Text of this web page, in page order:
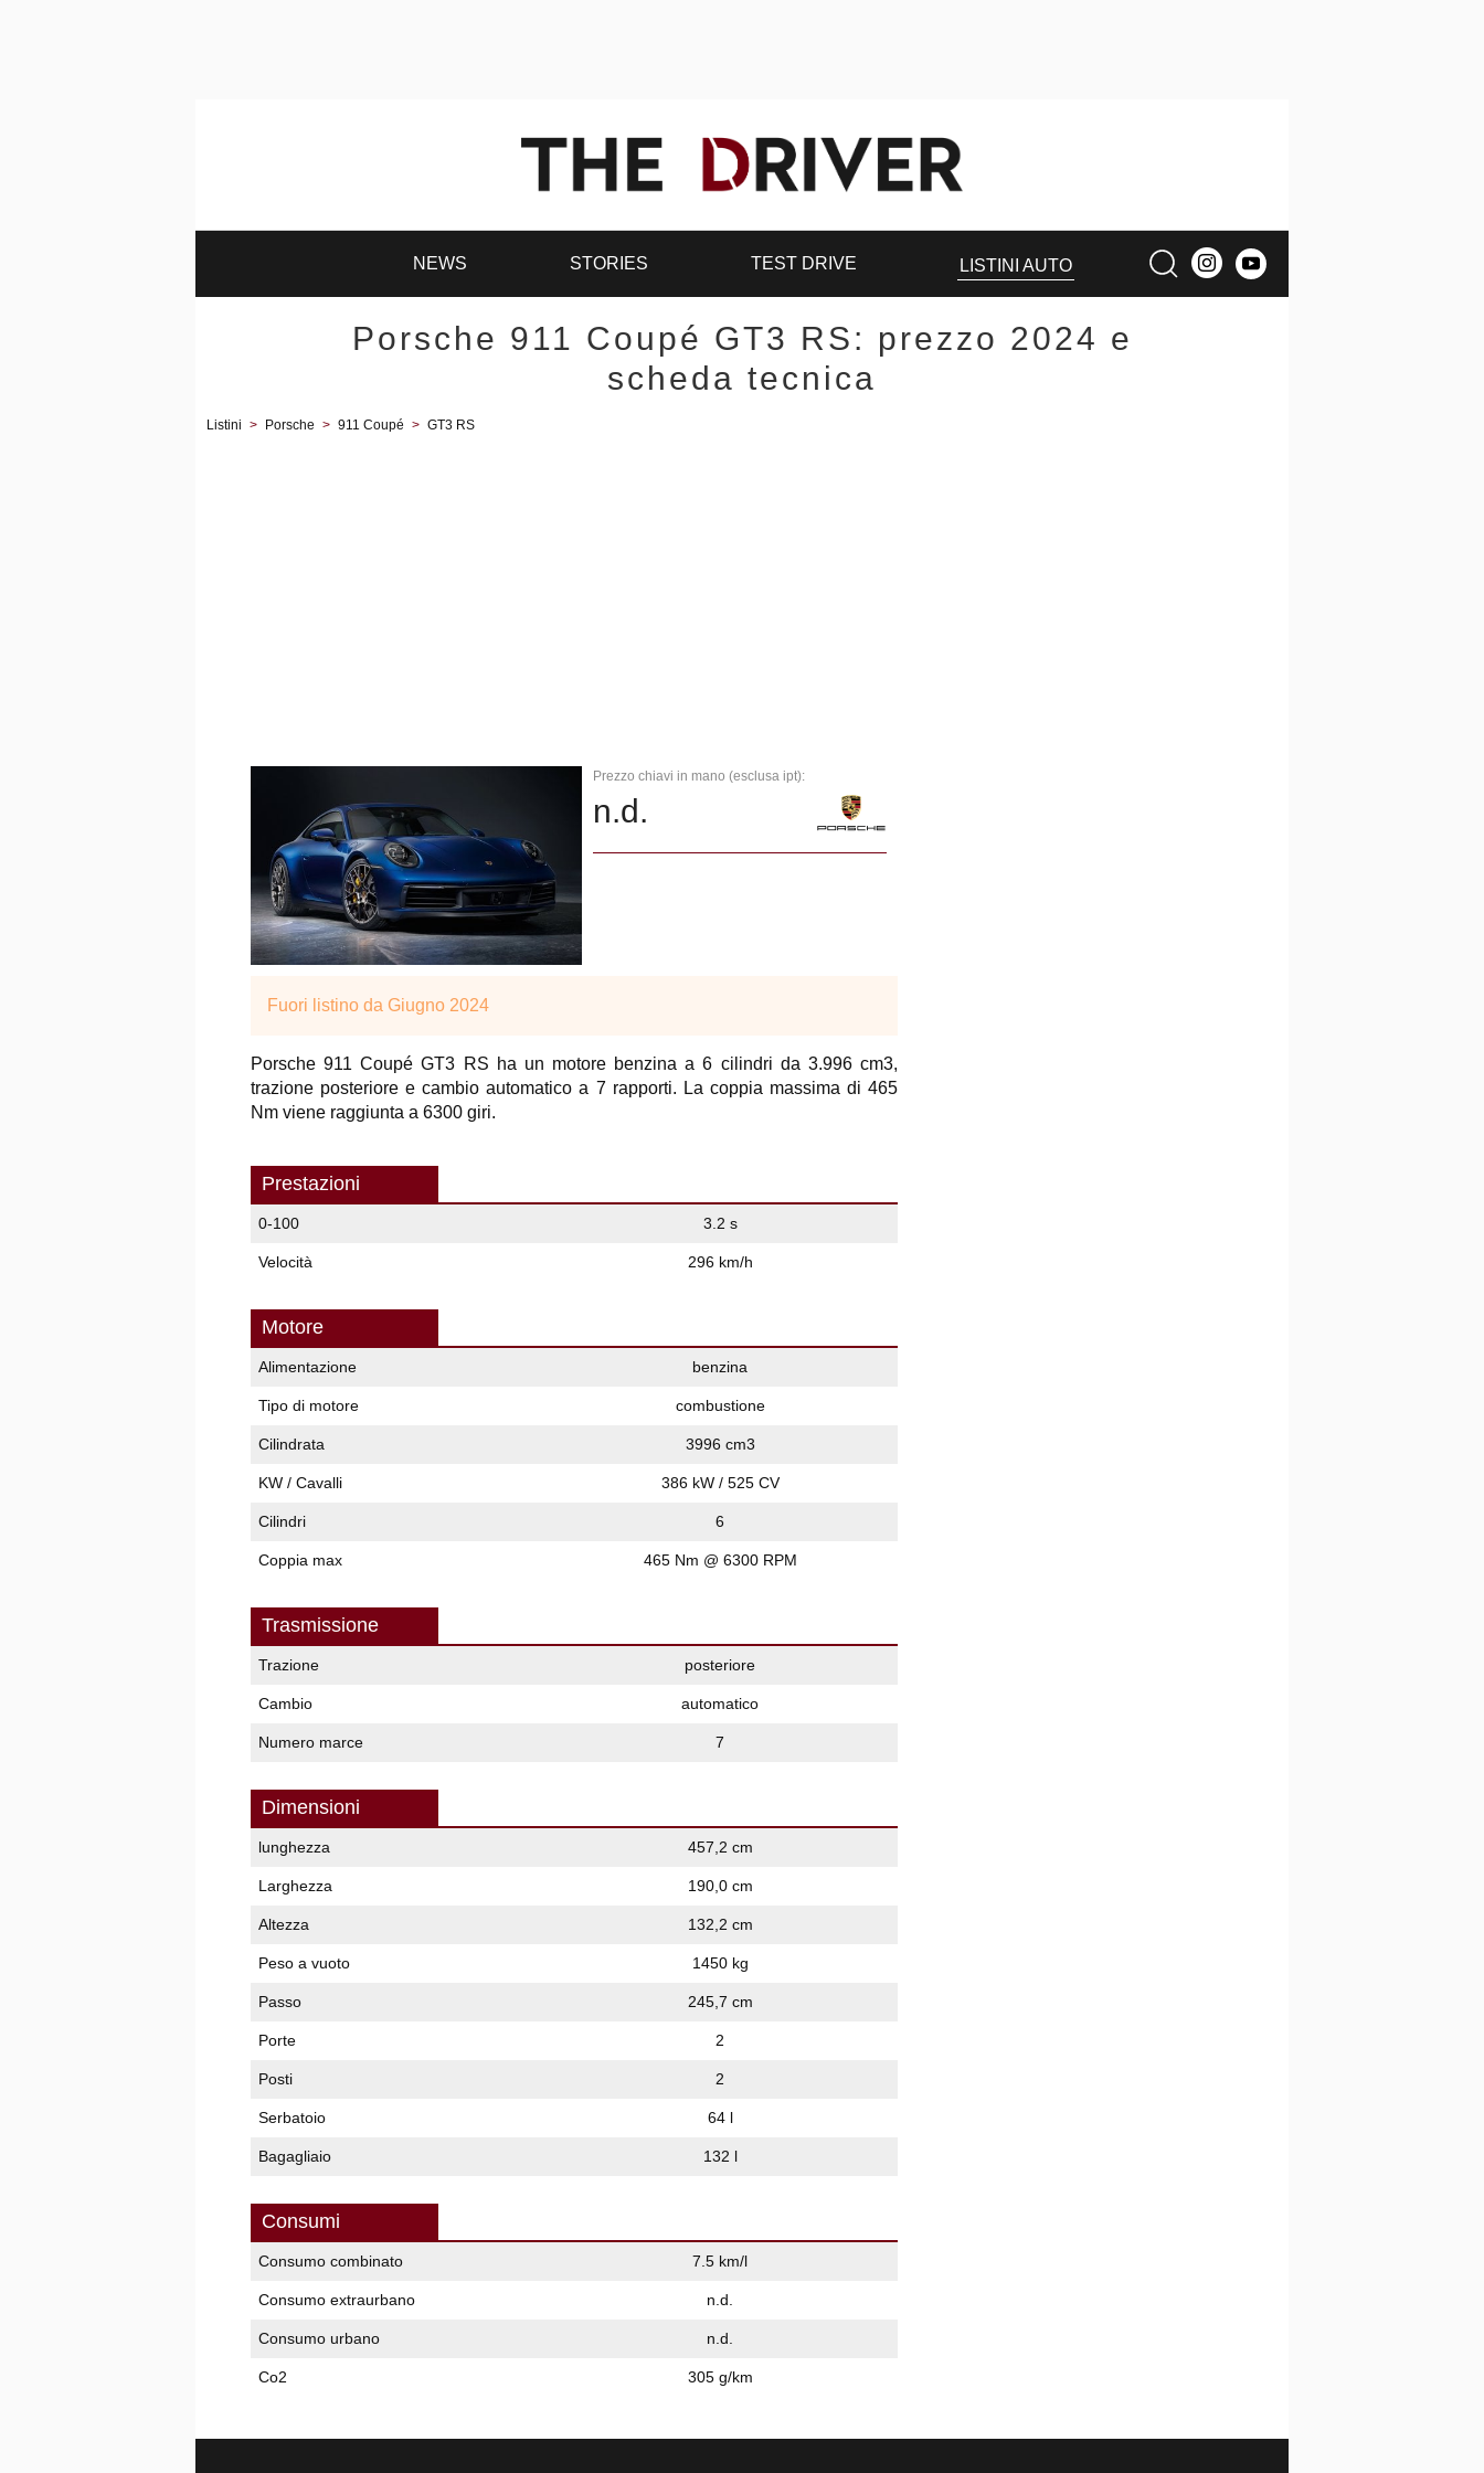
NEWS STORIES TEST DRIVE LISTINI AUTO
Porsche 911 Coupé GT3 RS: prezzo 2024 e
scheda tecnica
Listini > Porsche > 911 Coupé > GT3 RS
Prezzo chiavi in mano (esclusa ipt):
n.d.
Fuori listino da Giugno 2024
Porsche 911 Coupé GT3 RS ha un motore benzina a 6 cilindri da 3.996 cm3,
trazione posteriore e cambio automatico a 7 rapporti. La coppia massima di 465
Nm viene raggiunta a 6300 giri.
Prestazioni
0-100 3.2 s
Velocità 296 km/h
Motore
Alimentazione benzina
Tipo di motore combustione
Cilindrata 3996 cm3
KW / Cavalli 386 kW / 525 CV
Cilindri 6
Coppia max 465 Nm @ 6300 RPM
Trasmissione
Trazione posteriore
Cambio automatico
Numero marce 7
Dimensioni
lunghezza 457,2 cm
Larghezza 190,0 cm
Altezza 132,2 cm
Peso a vuoto 1450 kg
Passo 245,7 cm
Porte 2
Posti 2
Serbatoio 64 l
Bagagliaio 132 l
Consumi
Consumo combinato 7.5 km/l
Consumo extraurbano n.d.
Consumo urbano n.d.
Co2 305 g/km